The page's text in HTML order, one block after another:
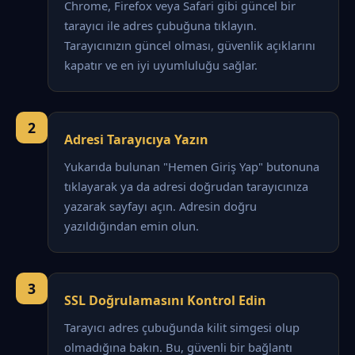
Chrome, Firefox veya Safari gibi güncel bir
tarayıcı ile adres çubuğuna tıklayın.
Tarayıcınızın güncel olması, güvenlik açıklarını
kapatır ve en iyi uyumluluğu sağlar.
2
Adresi Tarayıcıya Yazın
Yukarıda bulunan "Hemen Giriş Yap" butonuna
tıklayarak ya da adresi doğrudan tarayıcınıza
yazarak sayfayı açın. Adresin doğru
yazıldığından emin olun.
3
SSL Doğrulamasını Kontrol Edin
Tarayıcı adres çubuğunda kilit simgesi olup
olmadığına bakın. Bu, güvenli bir bağlantı